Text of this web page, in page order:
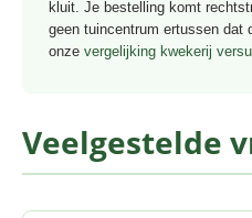
kluit. Je bestelling komt
geen tuincentrum ertussen dat
onze vergelijking kwekerij
Veelgestelde